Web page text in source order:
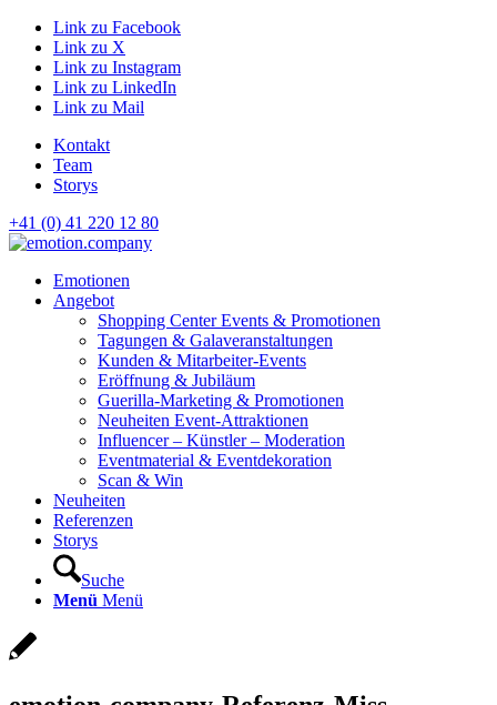
Link zu Facebook
Link zu X
Link zu Instagram
Link zu LinkedIn
Link zu Mail
Kontakt
Team
Storys
+41 (0) 41 220 12 80
Hauptnavigation
Emotionen
Angebot
Shopping Center Events & Promotionen
Tagungen & Galaveranstaltungen
Kunden & Mitarbeiter-Events
Eröffnung & Jubiläum
Guerilla-Marketing & Promotionen
Neuheiten Event-Attraktionen
Influencer – Künstler – Moderation
Eventmaterial & Eventdekoration
Scan & Win
Neuheiten
Referenzen
Storys
Suche
Menü Menü